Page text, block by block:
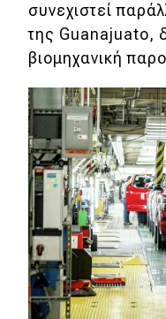
Mobility
Σταθμοί
Classic
Νέα
Παρουσιάσεις
DRIVE Away
MOTO
συνεχιστεί
της Guanajuato,
βιομηχανική